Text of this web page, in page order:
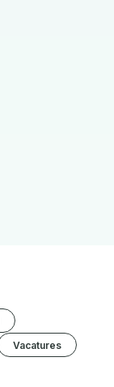
Vacatures